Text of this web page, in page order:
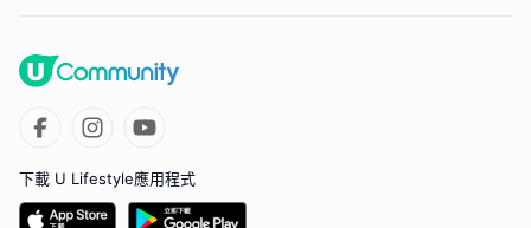
下載 U Lifestyle應用程式